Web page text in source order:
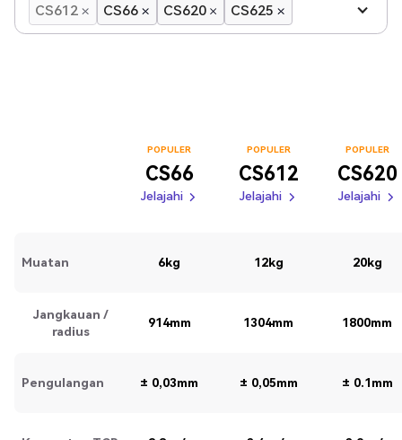
CS612 CS66 CS620 CS625
Muatan
Jangkauan /
radius
Pengulangan
POPULER
CS66
Jelajahi
6kg
914mm
± 0,03mm
POPULER
CS612
Jelajahi
12kg
1304mm
± 0,05mm
POPULER
CS620
Jelajahi
20kg
1800mm
± 0.1mm